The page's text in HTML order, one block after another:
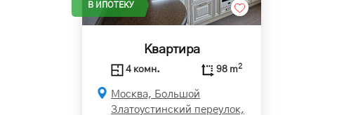
В ИПОТЕКУ
Квартира
4 комн. 98 m2
Москва, Большой
Златоустинский переулок,